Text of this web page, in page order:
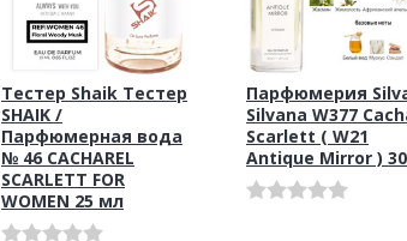
Тестер Shaik Тестер
SHAIK /
Парфюмерная вода
№ 46 CACHAREL
SCARLETT FOR
WOMEN 25 мл
Парфюмерия
Silvana W377
Scarlett ( W21
Antique Mirror )